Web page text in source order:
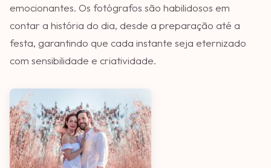
emocionantes. Os fotógrafos são habilidosos em
contar a história do dia, desde a preparação até a
festa, garantindo que cada instante seja eternizado
com sensibilidade e criatividade.